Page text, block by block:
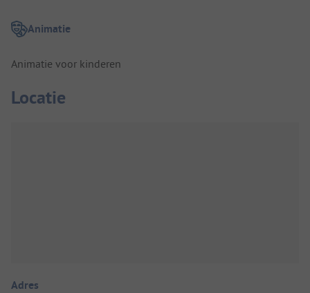
Animatie
Animatie voor kinderen
Locatie
Adres